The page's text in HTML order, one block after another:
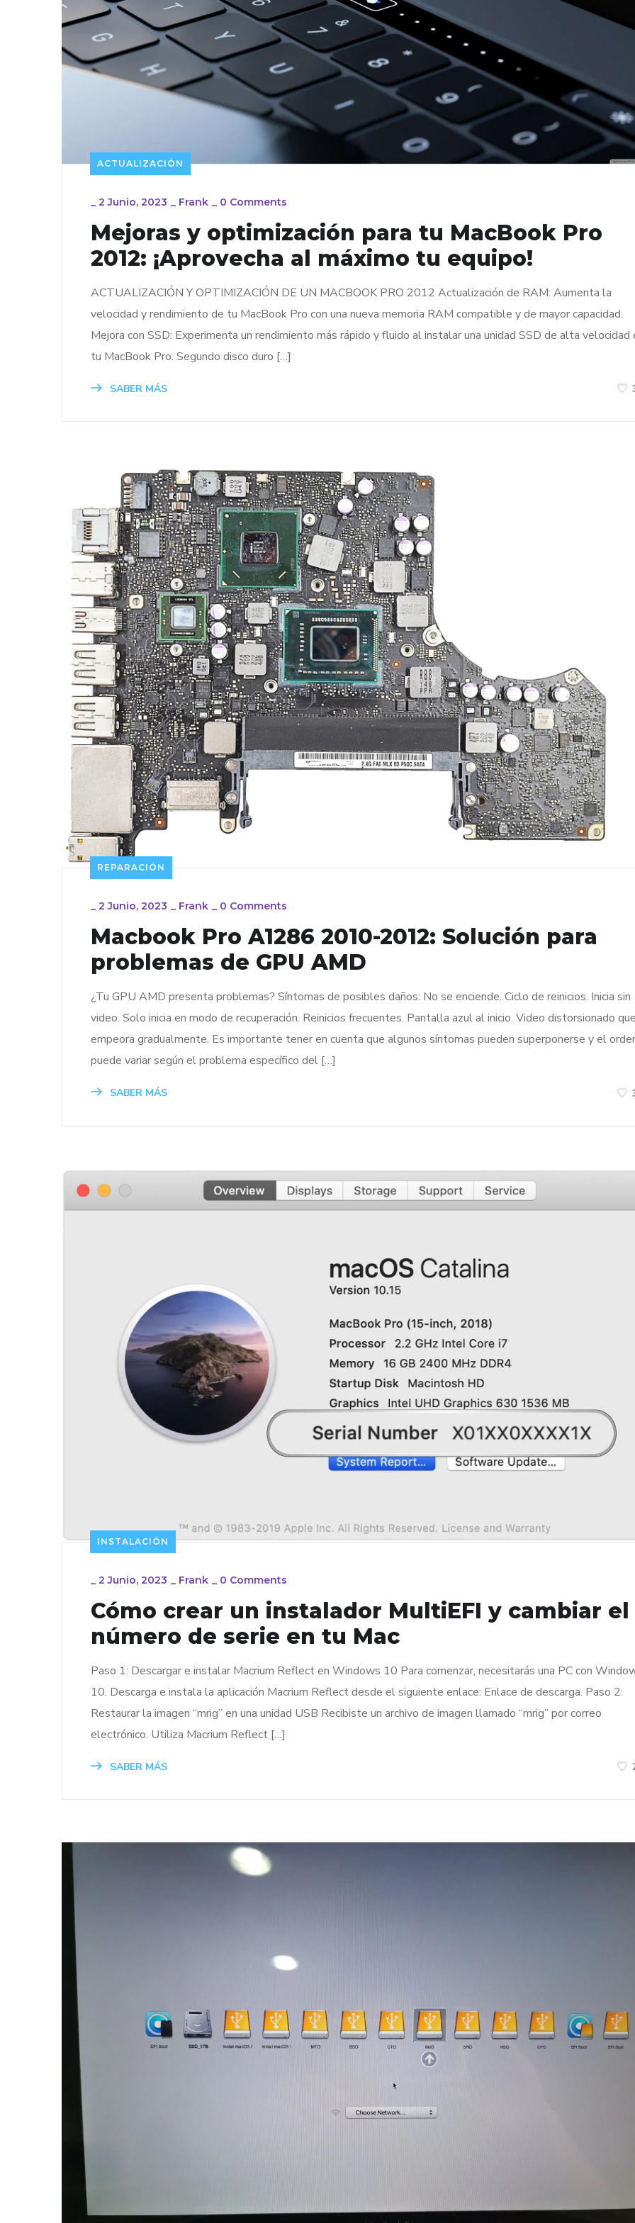
ACTUALIZACIÓN
_ 2 Junio, 2023 _ Frank _ 0 Comments
Mejoras y optimización para tu MacBook Pro
2012: ¡Aprovecha al máximo tu equipo!
ACTUALIZACIÓN Y OPTIMIZACIÓN DE UN MACBOOK PRO 2012 Actualización de RAM: Aumenta la
velocidad y rendimiento de tu MacBook Pro con una nueva memoria RAM compatible y de mayor capacidad.
Mejora con SSD: Experimenta un rendimiento más rápido y fluido al instalar una unidad SSD de alta velocidad
tu MacBook Pro. Segundo disco duro […]
SABER MÁS
REPARACIÓN
_ 2 Junio, 2023 _ Frank _ 0 Comments
Macbook Pro A1286 2010-2012: Solución para
problemas de GPU AMD
¿Tu GPU AMD presenta problemas? Síntomas de posibles daños: No se enciende. Ciclo de reinicios. Inicia sin
video. Solo inicia en modo de recuperación. Reinicios frecuentes. Pantalla azul al inicio. Video distorsionado que
empeora gradualmente. Es importante tener en cuenta que algunos síntomas pueden superponerse y el
puede variar según el problema específico del […]
SABER MÁS
INSTALACIÓN
_ 2 Junio, 2023 _ Frank _ 0 Comments
Cómo crear un instalador MultiEFI y cambiar el
número de serie en tu Mac
Paso 1: Descargar e instalar Macrium Reflect en Windows 10 Para comenzar, necesitarás una PC con
10. Descarga e instala la aplicación Macrium Reflect desde el siguiente enlace: Enlace de descarga. Paso 2:
Restaurar la imagen “mrig” en una unidad USB Recibiste un archivo de imagen llamado “mrig” por correo
electrónico. Utiliza Macrium Reflect […]
SABER MÁS